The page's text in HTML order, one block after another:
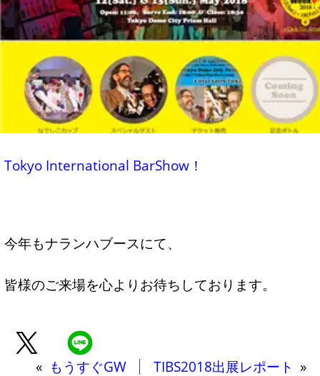
Tokyo International BarShow！
今年もナランハブースにて、
皆様のご来場を心よりお待ちしております。
« もうすぐGW TIBS2018出展レポート »